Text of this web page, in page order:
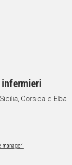
infermieri
Corsica e Elba